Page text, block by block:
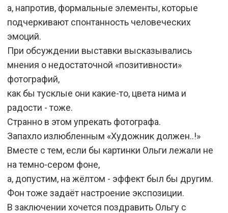
а, напротив, формальные элементы, которые
подчеркивают спонтанность человеческих
эмоций.
При обсуждении выставки высказывались
мнения о недостаточной «позитивности»
фотографий,
как бы тусклые они какие-то, цвета нима и
радости - тоже.
Странно в этом упрекать фотографа.
Запахло излюбленным «Художник должен..!»
Вместе с тем, если бы картинки Ольги лежали не
на темно-сером фоне,
а, допустим, на жёлтом - эффект был бы другим.
Фон тоже задаёт настроение экспозиции.
В заключении хочется поздравить Ольгу с